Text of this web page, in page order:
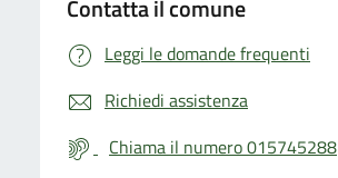
Contatta il comune
Leggi le domande frequenti
Richiedi assistenza
Chiama il numero 015745288